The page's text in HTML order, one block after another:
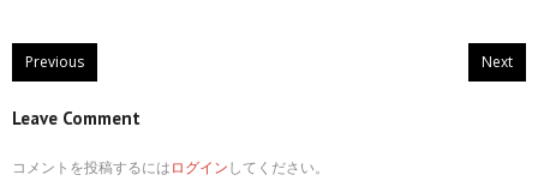
Previous Next
Leave Comment
コメントを投稿するにはログインしてください。